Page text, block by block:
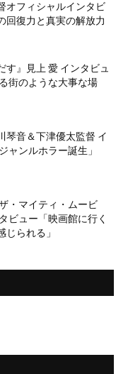
オフィシャルインタビ
回復力と真実の解放力
す』見上 愛 インタビュ
街のような大事な場
琴音＆下津優太監督 イ
ャンルホラー誕生」
・マイティ・ムービ
ビュー「映画館に行く
じられる」